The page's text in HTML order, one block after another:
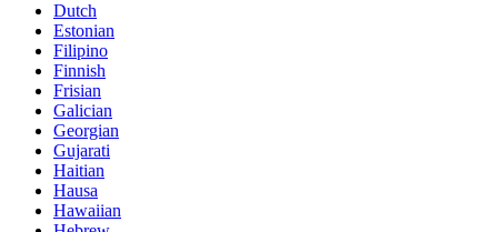
Dutch
Estonian
Filipino
Finnish
Frisian
Galician
Georgian
Gujarati
Haitian
Hausa
Hawaiian